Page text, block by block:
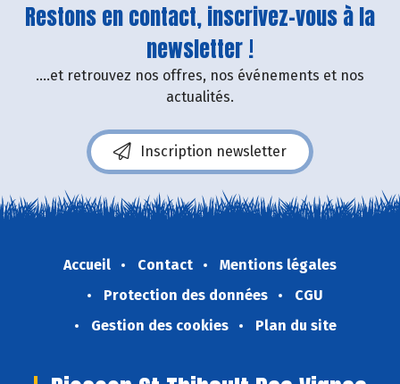
Restons en contact, inscrivez-vous à la
newsletter !
....et retrouvez nos offres, nos événements et nos
actualités.
Inscription newsletter
Accueil Contact
Mentions légales
Protection des données
CGU
Gestion des cookies
Plan du site